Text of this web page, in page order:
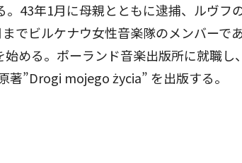
43年1月に母親とともに逮捕、ルヴフ
でビルケナウ女性音楽隊のメンバーで
める。ポーランド音楽出版所に就職し
”Drogi mojego życia” を出版する。